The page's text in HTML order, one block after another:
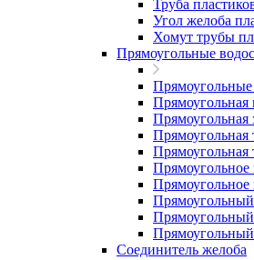
Труба
Угол желоба
Хомут трубы
Прямоугольные
Прямоугольная
Прямоугольная
Прямоугольная
Прямоугольная
Прямоугольное
Прямоугольное
Соединитель желоба